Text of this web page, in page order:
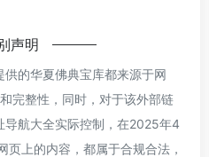
声明
的华夏佛典宝库都来源于网
完整性，同时，对于该外部链
航大全实际控制，在2025年4
上的内容，都属于合规合法，